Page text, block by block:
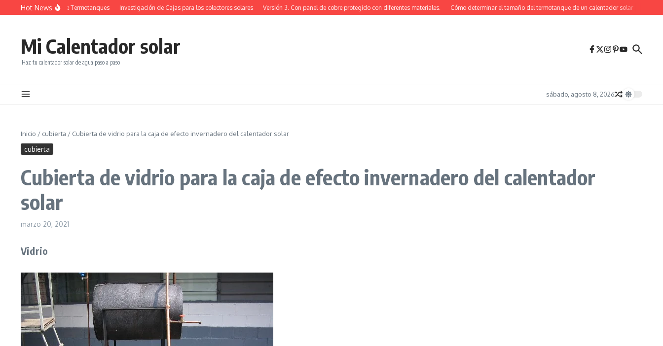
Saltar al contenido
Hot News
Investigación de Termotanques Investigación de Cajas para los colectores solares Versión 3. Con panel de cobre protegido con diferentes materiales. Cómo determinar el tamaño del termotanque de un calentador solar
Mi Calentador solar
Haz tu calentador solar de agua paso a paso
sábado, agosto 8, 2026
Inicio / cubierta / Cubierta de vidrio para la caja de efecto invernadero del calentador solar
cubierta
Cubierta de vidrio para la caja de efecto invernadero del calentador
solar
marzo 20, 2021
Vidrio